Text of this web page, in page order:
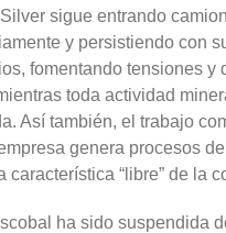
sigue entrando
y persistiendo con
fomentando tensiones y
toda actividad
Así también, el trabajo
genera procesos
característica “libre” de la
ha sido suspendida